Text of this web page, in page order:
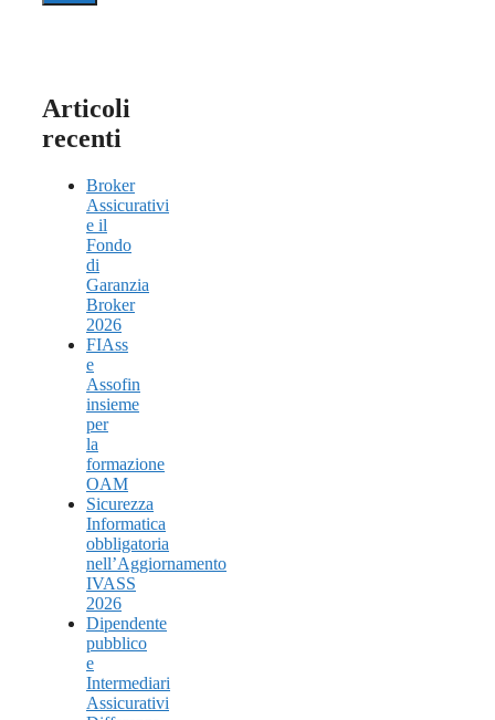
Articoli
recenti
Broker
Assicurativi
e il
Fondo
di
Garanzia
Broker
2026
FIAss
e
Assofin
insieme
per
la
formazione
OAM
Sicurezza
Informatica
obbligatoria
nell’Aggiornamento
IVASS
2026
Dipendente
pubblico
e
Intermediari
Assicurativi